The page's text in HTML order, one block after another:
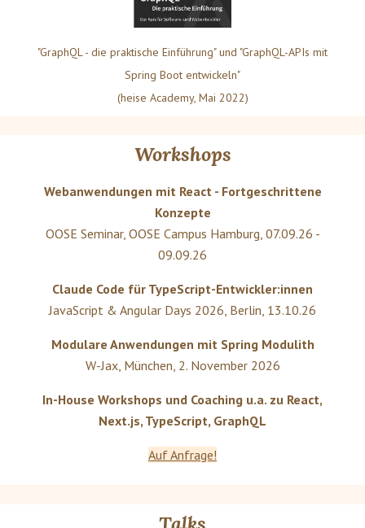
"GraphQL - die praktische Einführung" und "GraphQL-APIs mit
Spring Boot entwickeln"
(heise Academy, Mai 2022)
Workshops
Webanwendungen mit React - Fortgeschrittene
Konzepte
OOSE Seminar, OOSE Campus Hamburg 07.09.26 -
09.09.26
Claude Code für TypeScript-Entwickler:innen
JavaScript & Angular Days 2026 Berlin 13.10.26
Modulare Anwendungen mit Spring Modulith
W-Jax, München 2. November 2026
In-House Workshops und Coaching u.a. zu React,
Next.js, TypeScript, GraphQL
Auf Anfrage!